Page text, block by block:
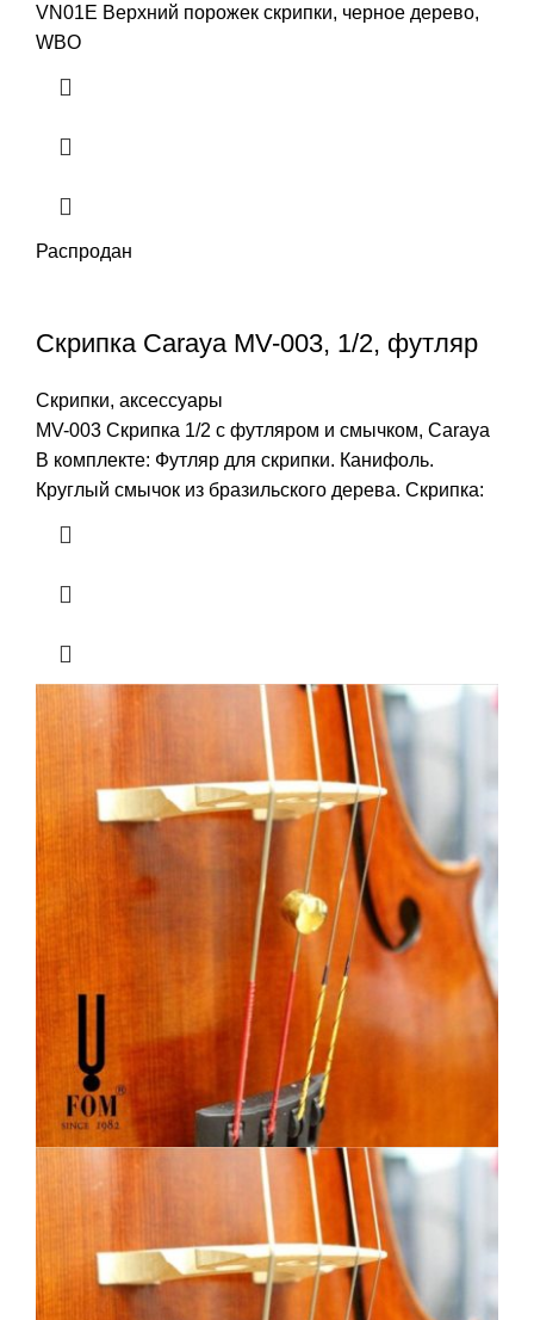
VN01E Верхний порожек скрипки, черное дерево,
WBO
Распродан
Скрипка Carayа MV-003, 1/2, футляр
Скрипки, аксессуары
MV-003 Скрипка 1/2 с футляром и смычком, Carayа
В комплекте: Футляр для скрипки. Канифоль.
Круглый смычок из бразильского дерева. Скрипка: